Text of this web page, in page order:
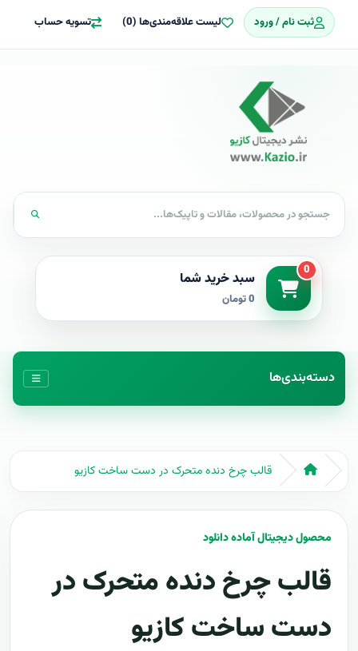
ثبت نام / ورود لیست علاقه‌مندی‌ها (0) تسویه حساب
0 سبد خرید شما
0 تومان
دسته‌بندی‌ها
قالب چرخ دنده متحرک در دست ساخت کازيو
محصول دیجیتال آماده دانلود
قالب چرخ دنده متحرک در
دست ساخت کازيو